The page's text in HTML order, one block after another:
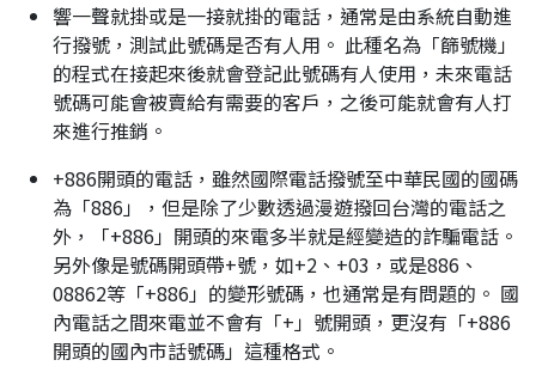
響一聲就掛或是一接就掛的電話，通常是由系統自動進
行撥號，測試此號碼是否有人用。 此種名為「篩號機」
的程式在接起來後就會登記此號碼有人使用，未來電話
號碼可能會被賣給有需要的客戶，之後可能就會有人打
來進行推銷。
+886開頭的電話，雖然國際電話撥號至中華民國的國碼
為「886」，但是除了少數透過漫遊撥回台灣的電話之
外，「+886」開頭的來電多半就是經變造的詐騙電話。
另外像是號碼開頭帶+號，如+2、+03，或是886、
08862等「+886」的變形號碼，也通常是有問題的。 國
內電話之間來電並不會有「+」號開頭，更沒有「+886
開頭的國內市話號碼」這種格式。